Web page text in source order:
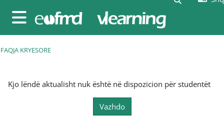
Side panel
FAQJA KRYESORE
Kjo lëndë aktualisht nuk është në dispozicion për studentët
Vazhdo